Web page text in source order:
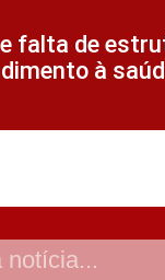
falta de
à